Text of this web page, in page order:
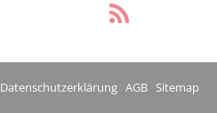
Datenschutzerklärung AGB Sitemap